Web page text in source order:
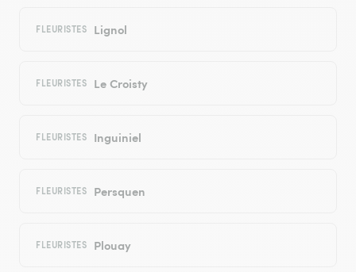
FLEURISTES Lignol
FLEURISTES Le Croisty
FLEURISTES Inguiniel
FLEURISTES Persquen
FLEURISTES Plouay